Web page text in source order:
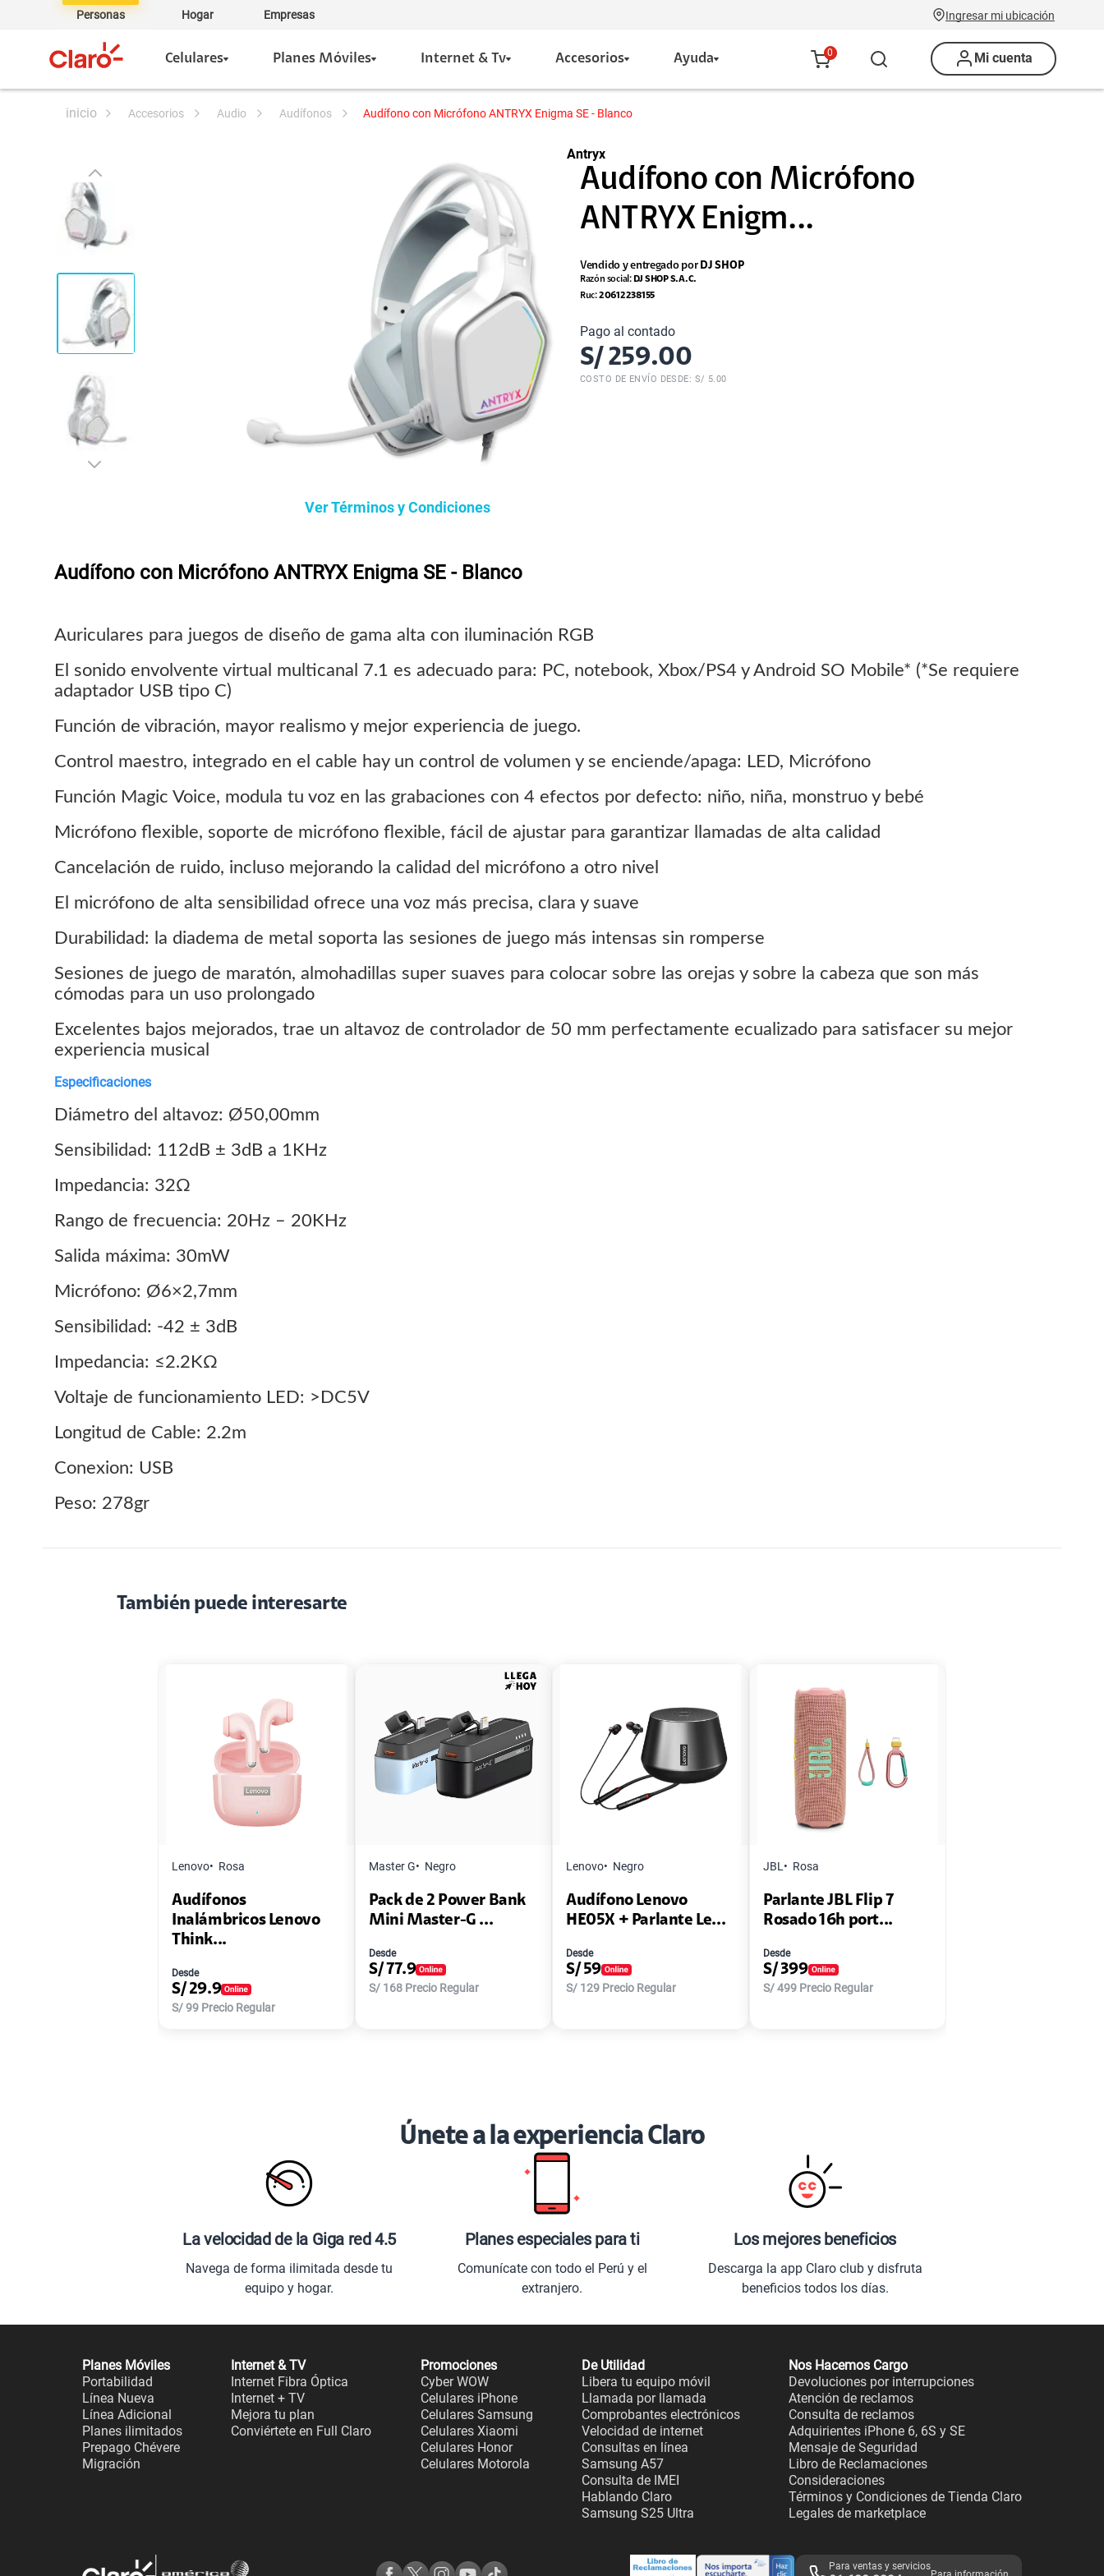
Personas Hogar Empresas Ingresar mi ubicación
Celulares Planes Móviles Internet & Tv Accesorios Ayuda 0 Mi cuenta
accesorios audio audífonos Audífono con Micrófono ANTRYX Enigma SE - Blanco
Ver Términos y Condiciones
Antryx
Audífono con Micrófono
ANTRYX Enigm...
Vendido y entregado por DJ SHOP
Razón social: DJ SHOP S.A.C.
Ruc:20612238155
Pago al contado
S/ 259.00
COSTO DE ENVÍO DESDE: S/ 5.00
Audífono con Micrófono ANTRYX Enigma SE - Blanco
Auriculares para juegos de diseño de gama alta con iluminación RGB
El sonido envolvente virtual multicanal 7.1 es adecuado para: PC, notebook, Xbox/PS4 y Android SO Mobile* (*Se requiere
adaptador USB tipo C)
Función de vibración, mayor realismo y mejor experiencia de juego.
Control maestro, integrado en el cable hay un control de volumen y se enciende/apaga: LED, Micrófono
Función Magic Voice, modula tu voz en las grabaciones con 4 efectos por defecto: niño, niña, monstruo y bebé
Micrófono flexible, soporte de micrófono flexible, fácil de ajustar para garantizar llamadas de alta calidad
Cancelación de ruido, incluso mejorando la calidad del micrófono a otro nivel
El micrófono de alta sensibilidad ofrece una voz más precisa, clara y suave
Durabilidad: la diadema de metal soporta las sesiones de juego más intensas sin romperse
Sesiones de juego de maratón, almohadillas super suaves para colocar sobre las orejas y sobre la cabeza que son más
cómodas para un uso prolongado
Excelentes bajos mejorados, trae un altavoz de controlador de 50 mm perfectamente ecualizado para satisfacer su mejor
experiencia musical
Especificaciones
Diámetro del altavoz: Ø50,00mm
Sensibilidad: 112dB ± 3dB a 1KHz
Impedancia: 32Ω
Rango de frecuencia: 20Hz – 20KHz
Salida máxima: 30mW
Micrófono: Ø6×2,7mm
Sensibilidad: -42 ± 3dB
Impedancia: ≤2.2KΩ
Voltaje de funcionamiento LED: >DC5V
Longitud de Cable: 2.2m
Conexion: USB
Peso: 278gr
También puede interesarte
Lenovo Rosa
Audífonos
Inalámbricos Lenovo
Think...
Desde
S/ 29.9
S/99 Precio Regular
Master G Negro
Pack de 2 Power Bank
Mini Master-G ...
Desde
S/77.9
S/ 168 Precio Regular
Lenovo Negro
Audífono Lenovo
HE05X + Parlante Le...
Desde
S/ 59
S/ 129 Precio Regular
JBL Rosa
Parlante JBL Flip 7
Rosado 16h port...
Desde
S/ 399
S/499 Precio Regular
Únete a la experiencia Claro
La velocidad de la Giga red 4.5
Navega de forma ilimitada desde tu
equipo y hogar.
Planes especiales para ti
Comunícate con todo el Perú y el
extranjero.
Los mejores beneficios
Descarga la app Claro club y disfruta
beneficios todos los días.
Planes Móviles
Portabilidad
Línea Nueva
Línea Adicional
Planes ilimitados
Prepago Chévere
Migración
Internet & TV
Internet Fibra Óptica
Internet + TV
Mejora tu plan
Conviértete en Full Claro
Promociones
Cyber WOW
Celulares iPhone
Celulares Samsung
Celulares Xiaomi
Celulares Honor
Celulares Motorola
De Utilidad
Libera tu equipo móvil
Llamada por llamada
Comprobantes electrónicos
Velocidad de internet
Consultas en línea
Samsung A57
Consulta de IMEI
Hablando Claro
Samsung S25 Ultra
Nos Hacemos Cargo
Devoluciones por interrupciones
Atención de reclamos
Consulta de reclamos
Adquirientes iPhone 6, 6S y SE
Mensaje de Seguridad
Libro de Reclamaciones
Consideraciones
Términos y Condiciones de Tienda Claro
Legales de marketplace
Para ventas y servicios